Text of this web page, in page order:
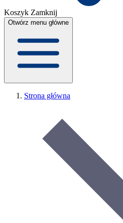
Koszyk Zamknij
Otwórz menu główne
Strona główna